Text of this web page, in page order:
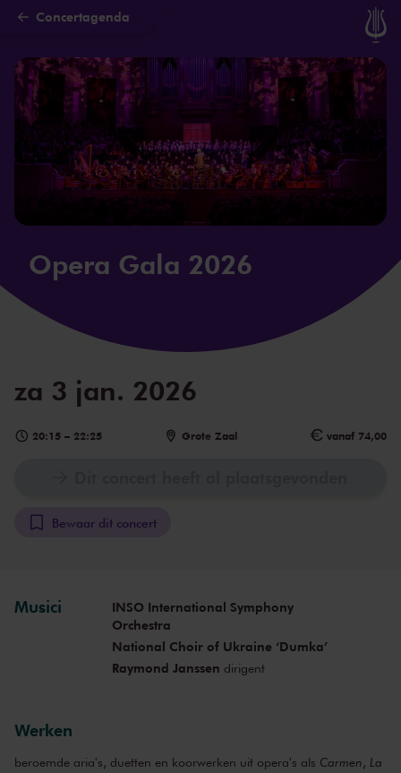
Naar hoofdcontent
Concertagenda
Opera Gala 2026
za 3 jan. 2026
20:15 – 22:25 Grote Zaal vanaf 74,00
Bewaar dit concert
Musici
INSO International Symphony
Orchestra
National Choir of Ukraine ‘Dumka’
Raymond Janssen dirigent
Werken
beroemde aria's, duetten en koorwerken uit opera's als Carmen , La